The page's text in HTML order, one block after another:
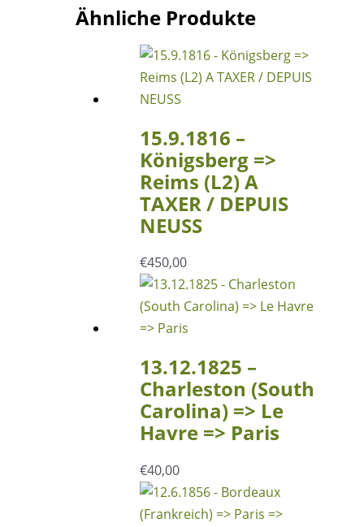
York
Ähnliche Produkte
15.9.1816 –
Königsberg =>
Reims (L2) A
TAXER / DEPUIS
NEUSS
€450,00
13.12.1825 –
Charleston (South
Carolina) => Le
Havre => Paris
€40,00